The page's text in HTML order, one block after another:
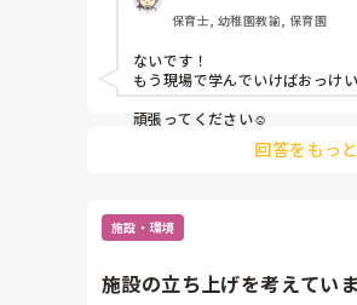
保育士, 幼稚園教諭, 保育園
ないです！
もう現場で学んでいけばおっけ
頑張ってください☺
回答をもっ
施設・環境
施設の立ち上げを考えてい